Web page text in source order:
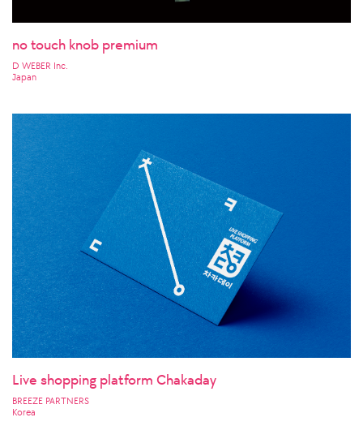
no touch knob premium
D WEBER Inc.
Japan
Live shopping platform Chakaday
BREEZE PARTNERS
Korea